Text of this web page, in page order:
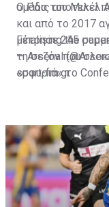
ομάδα του Μικέλ
Ο Ράις αποτελεί
και από το 2017
μέτρησε 245
τη σεζόν που
«σφυριά» το
Finalising the
— Arsenal
sport-fm.gr